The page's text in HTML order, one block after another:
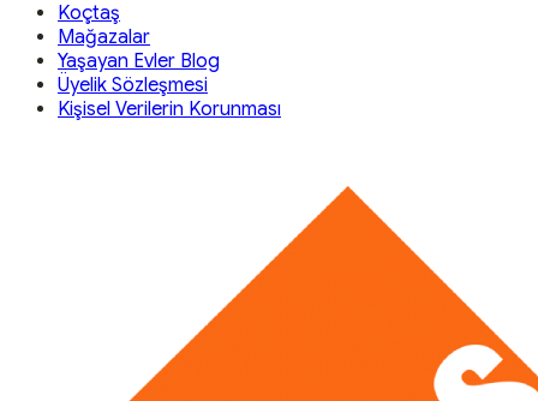
Koçtaş
Mağazalar
Yaşayan Evler Blog
Üyelik Sözleşmesi
Kişisel Verilerin Korunması